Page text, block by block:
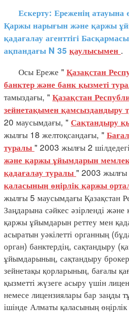
Ескерту: Ереженің атауына
Қаржы нарығын және қаржы
қадағалау агенттігі
ақпандағы N 35 қаулысымен .
Осы Ереже " Қазақстан
банктер және банк қызметі
тамыздағы, " Қазақстан
зейнетақымен қамсыздандыру
20 маусымдағы, " Сақтандыру
жылғы 18 желтоқсандағы, "
туралы " 2003 жылғы 2
және қаржы ұйымдарын
қадағалау туралы " 2003 жылғы
қаласының өңірлік қаржы
жылғы 5 маусымдағы Қазақстан
Заңдарына сәйкес әзірленді
қаржы ұйымдарын реттеу мен
асыратын уәкілетті органның
орган) банктердің, сақтандыру
ұйымдарының, сақтандыру
зейнетақы қорларының, бағалы
қызметті жүзеге асыру үшін
немесе лицензиялары бар заңды
ішінде Алматы қаласының